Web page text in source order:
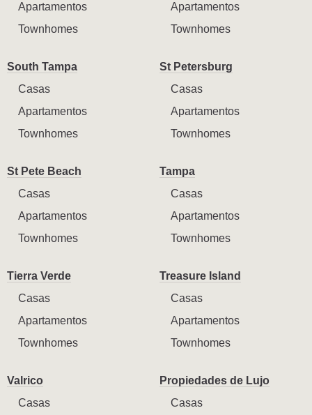
Apartamentos
Townhomes
Apartamentos
Townhomes
South Tampa
Casas
Apartamentos
Townhomes
St Petersburg
Casas
Apartamentos
Townhomes
St Pete Beach
Casas
Apartamentos
Townhomes
Tampa
Casas
Apartamentos
Townhomes
Tierra Verde
Casas
Apartamentos
Townhomes
Treasure Island
Casas
Apartamentos
Townhomes
Valrico
Casas
Propiedades de Lujo
Casas